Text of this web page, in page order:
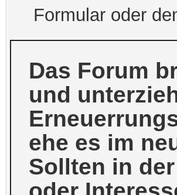
Formular oder
Das Forum
und
ehe es im
Sollten in